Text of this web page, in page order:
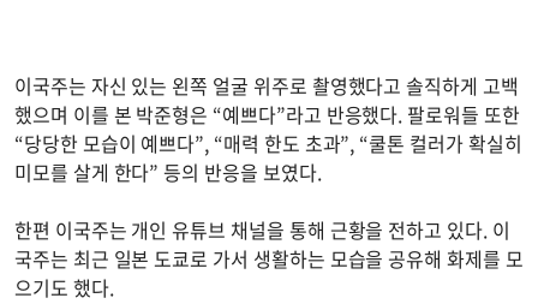
이국주는 자신 있는 왼쪽 얼굴 위주로 촬영했다고 솔직하게 고백
했으며 이를 본 박준형은 “예쁘다”라고 반응했다. 팔로워들 또한
“당당한 모습이 예쁘다”, “매력 한도 초과”, “쿨톤 컬러가 확실히
미모를 살게 한다” 등의 반응을 보였다.
한편 이국주는 개인 유튜브 채널을 통해 근황을 전하고 있다. 이
국주는 최근 일본 도쿄로 가서 생활하는 모습을 공유해 화제를 모
으기도 했다.